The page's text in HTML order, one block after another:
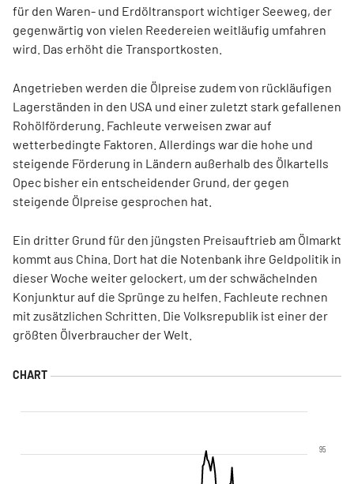
für den Waren- und Erdöltransport wichtiger Seeweg, der
gegenwärtig von vielen Reedereien weitläufig umfahren
wird. Das erhöht die Transportkosten.
Angetrieben werden die Ölpreise zudem von rückläufigen
Lagerständen in den USA und einer zuletzt stark gefallenen
Rohölförderung. Fachleute verweisen zwar auf
wetterbedingte Faktoren. Allerdings war die hohe und
steigende Förderung in Ländern außerhalb des Ölkartells
Opec bisher ein entscheidender Grund, der gegen
steigende Ölpreise gesprochen hat.
Ein dritter Grund für den jüngsten Preisauftrieb am Ölmarkt
kommt aus China. Dort hat die Notenbank ihre Geldpolitik in
dieser Woche weiter gelockert, um der schwächelnden
Konjunktur auf die Sprünge zu helfen. Fachleute rechnen
mit zusätzlichen Schritten. Die Volksrepublik ist einer der
größten Ölverbraucher der Welt.
95